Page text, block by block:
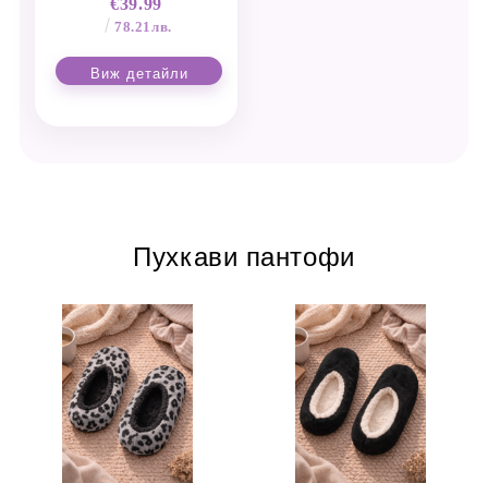
€39.99
78.21лв.
Виж детайли
Пухкави пантофи